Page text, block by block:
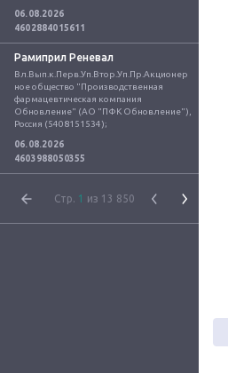
06.08.2026
4602884015611
Рамиприл Реневал
Вл.Вып.к.Перв.Уп.Втор.Уп.Пр.Акционер
ное общество "Производственная
фармацевтическая компания
Обновление" (АО "ПФК Обновление"),
Россия (5408151534);
06.08.2026
4603988050355
Стр. 1 из 13 850